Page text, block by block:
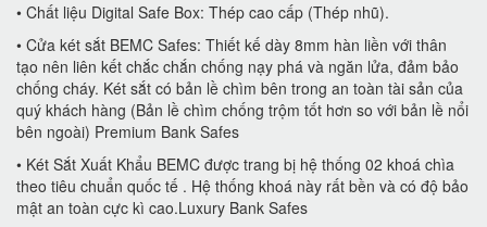
• Chất liệu Digital Safe Box: Thép cao cấp (Thép nhũ).
• Cửa két sắt BEMC Safes: Thiết kế dày 8mm hàn liền với thân
tạo nên liên kết chắc chắn chống nạy phá và ngăn lửa, đảm bảo
chống cháy. Két sắt có bản lề chìm bên trong an toàn tài sản của
quý khách hàng (Bản lề chìm chống trộm tốt hơn so với bản lề nổi
bên ngoài) Premium Bank Safes
• Két Sắt Xuất Khẩu BEMC được trang bị hệ thống 02 khoá chìa
theo tiêu chuẩn quốc tế . Hệ thống khoá này rất bền và có độ bảo
mật an toàn cực kì cao.Luxury Bank Safes